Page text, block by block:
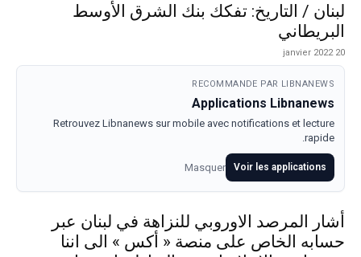
لبنان / التاريخ: تفكك بنك الشرق الأوسط
البريطاني
20 janvier 2022
RECOMMANDE PAR LIBNANEWS
Applications Libnanews
Retrouvez Libnanews sur mobile avec notifications et lecture
rapide.
Voir les applications
Masquer
أشار المرصد الاوروبي للنزاهة في لبنان عبر
حسابه الخاص على منصة « أكس » الى اننا